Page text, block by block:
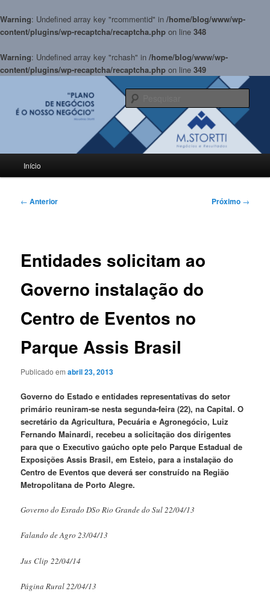
Warning: Undefined array key "rcommentid" in /home/blog/www/wp-
content/plugins/wp-recaptcha/recaptcha.php on line 348
Warning: Undefined array key "rchash" in /home/blog/www/wp-
content/plugins/wp-recaptcha/recaptcha.php on line 349
BLOG M.Stortti
principal
Início
Navegação
← Anterior Próximo →
Entidades solicitam ao
Governo instalação do
Centro de Eventos no
Parque Assis Brasil
Publicado emabril 23, 2013
Governo do Estado e entidades representativas do setor
primário reuniram-se nesta segunda-feira (22), na Capital. O
secretário da Agricultura, Pecuária e Agronegócio, Luiz
Fernando Mainardi, recebeu a solicitação dos dirigentes
para que o Executivo gaúcho opte pelo Parque Estadual de
Exposições Assis Brasil, em Esteio, para a instalação do
Centro de Eventos que deverá ser construído na Região
Metropolitana de Porto Alegre.
Governo do Esrado DSo Rio Grande do Sul 22/04/13
Falando de Agro 23/04/13
Jus Clip 22/04/14
Página Rural 22/04/13